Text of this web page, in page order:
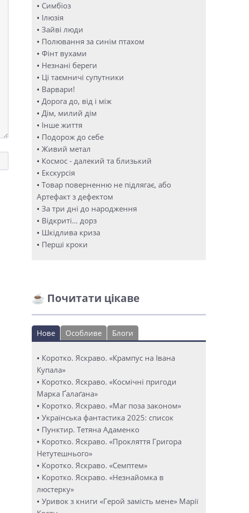
• Симбіоз
• Ілюзія
• Зайві люди
• Полювання за синім птахом
• Фінт вухами
• Незнані береги
• Ці таємничі супутники
• Варвари!
• Дорога до, від і між
• Дім, милий дім
• Інше життя
• Подорож до себе
• Живий метал
• Космос - далекий та близький
• Екскурсія
• Товар поверненню не підлягає, або
Артефакт з дефектом
• За три дні до народження
• Відкриті… дорз
• Шкідлива криза
• Перші кроки
☕ Почитати цікаве
Нове Особливе Блоги
• Коротко. Яскраво. «Крампус на Івана
Купала»
• Коротко. Яскраво. «Космічні пригоди
Марка Ґалаґана»
• Коротко. Яскраво. «Маг поза законом»
• Українська фантастика 2025: список
• Пунктир. Тетяна Адаменко
• Коротко. Яскраво. «Прокляття Григора
Нетутешнього»
• Коротко. Яскраво. «Семптем»
• Коротко. Яскраво. «Незнайомка в
люстерку»
• Уривок з книги «Герой замість мене» Марії